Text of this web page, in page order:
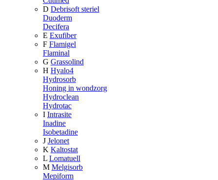
D Debrisoft steriel
Duoderm
Decifera
E Exufiber
F Flamigel
Flaminal
G Grassolind
H Hyalo4
Hydrosorb
Honing in wondzorg
Hydroclean
Hydrotac
I Intrasite
Inadine
Isobetadine
J Jelonet
K Kaltostat
L Lomatuell
M Melgisorb
Mepiform